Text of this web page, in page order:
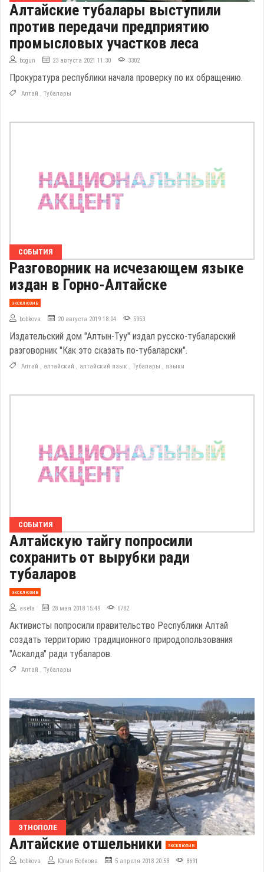
Алтайские тубалары выступили
против передачи предприятию
промысловых участков леса
bogun 23 августа 2021 11:30 3302
Прокуратура республики начала проверку по их обращению.
Алтай , Тубалары
СОБЫТИЯ
Разговорник на исчезающем языке
издан в Горно-Алтайске
эксклюзив
bobkova 20 августа 2019 18:04 5953
Издательский дом "Алтын-Туу" издал русско-тубаларский
разговорник "Как это сказать по-тубаларски".
Алтай , алтайский , алтайский язык , Тубалары , языки
СОБЫТИЯ
Алтайскую тайгу попросили
сохранить от вырубки ради
тубаларов
эксклюзив
aseta 28 мая 2018 15:49 6782
Активисты попросили правительство Республики Алтай
создать территорию традиционного природопользования
"Аскалда" ради тубаларов.
Алтай , Тубалары
ЭТНОПОЛЕ
Алтайские отшельники эксклюзив
bobkova Юлия Бобкова 5 апреля 2018 20:58 8691